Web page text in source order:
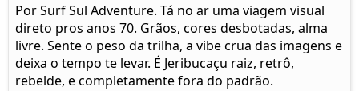
Por Surf Sul Adventure. Tá no ar uma viagem visual
direto pros anos 70. Grãos, cores desbotadas, alma
livre. Sente o peso da trilha, a vibe crua das imagens e
deixa o tempo te levar. É Jeribucaçu raiz, retrô,
rebelde, e completamente fora do padrão.